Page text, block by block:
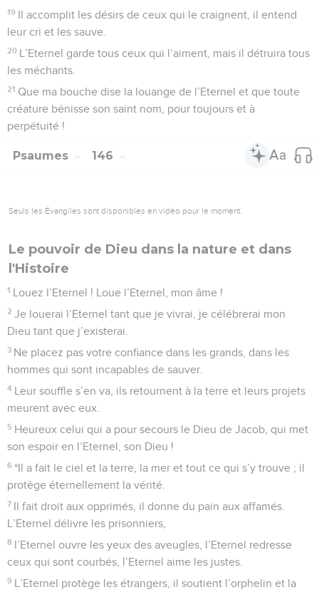
19 Il accomplit les désirs de ceux qui le craignent, il entend
leur cri et les sauve.
20 L’Eternel garde tous ceux qui l’aiment, mais il détruira tous
les méchants.
21 Que ma bouche dise la louange de l’Eternel et que toute
créature bénisse son saint nom, pour toujours et à
perpétuité !
Psaumes 146
Seuls les Évangiles sont disponibles en vidéo pour le moment.
Le pouvoir de Dieu dans la nature et dans
l'Histoire
1 Louez l’Eternel ! Loue l’Eternel, mon âme !
2 Je louerai l’Eternel tant que je vivrai, je célébrerai mon
Dieu tant que j’existerai.
3 Ne placez pas votre confiance dans les grands, dans les
hommes qui sont incapables de sauver.
4 Leur souffle s’en va, ils retournent à la terre et leurs projets
meurent avec eux.
5 Heureux celui qui a pour secours le Dieu de Jacob, qui met
son espoir en l’Eternel, son Dieu !
6 *Il a fait le ciel et la terre, la mer et tout ce qui s’y trouve ; il
protège éternellement la vérité.
7 Il fait droit aux opprimés, il donne du pain aux affamés.
L’Eternel délivre les prisonniers,
8 l’Eternel ouvre les yeux des aveugles, l’Eternel redresse
ceux qui sont courbés, l’Eternel aime les justes.
9 L’Eternel protège les étrangers, il soutient l’orphelin et la